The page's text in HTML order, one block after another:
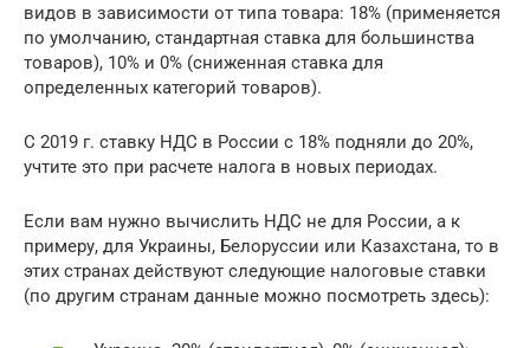
видов в зависимости от типа товара: 18% (применяется
по умолчанию, стандартная ставка для большинства
товаров), 10% и 0% (сниженная ставка для
определенных категорий товаров).
С 2019 г. ставку НДС в России с 18% подняли до 20%,
учтите это при расчете налога в новых периодах.
Если вам нужно вычислить НДС не для России, а к
примеру, для Украины, Белоруссии или Казахстана, то в
этих странах действуют следующие налоговые ставки
(по другим странам данные можно посмотреть здесь):